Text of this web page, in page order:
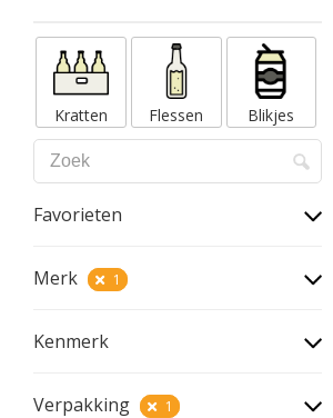
Kratten Flessen Blikjes
Favorieten
Merk 1
Kenmerk
Verpakking 1